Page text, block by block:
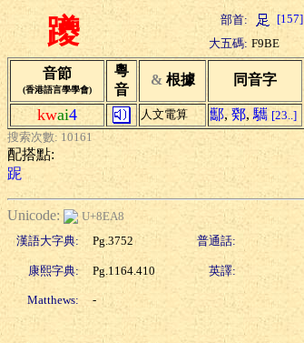
躨 部首: [157]
大五碼: F9BE
音節
(香港語言學學會)
粵
音
& 根據 同音字
kwai4 人文電算 酅, 鄈, 驨 [23..]
搜索次數: 10161
配搭點:
跜
Unicode:
U+8EA8
漢語大字典:
Pg.3752 普通話:
康熙字典: Pg.1164.410 英譯:
Matthews: -